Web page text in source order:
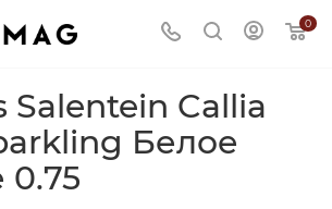
0
Salentein Callia
Белое
0.75